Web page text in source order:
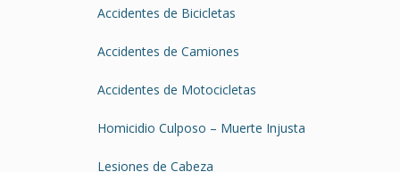
Accidentes de Bicicletas
Accidentes de Camiones
Accidentes de Motocicletas
Homicidio Culposo – Muerte Injusta
Lesiones de Cabeza